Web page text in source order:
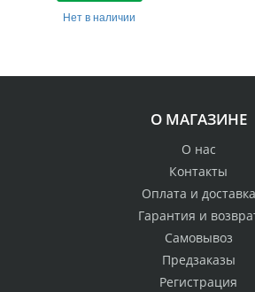
Нет в наличии
О МАГАЗИНЕ
О нас
Контакты
Оплата и доставка
Гарантия и
Самовывоз
Предзаказы
Регистрация